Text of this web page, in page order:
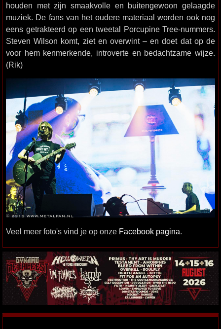
houden met zijn smaakvolle en buitengewoon gelaagde
muziek. De fans van het oudere materiaal worden ook nog
eens getrakteerd op een tweetal Porcupine Tree-nummers.
Steven Wilson komt, ziet en overwint – en doet dat op de
voor hem kenmerkende, introverte en bedachtzame wijze.
(Rik)
Veel meer foto's vind je op onze Facebook pagina.